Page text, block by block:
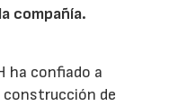
compañía.
ha confiado a
construcción de